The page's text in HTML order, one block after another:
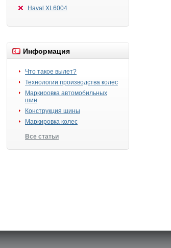
Haval XL6004
Информация
Что такое вылет?
Технологии производства колес
Маркировка автомобильных
шин
Конструкция шины
Маркировка колес
Все статьи